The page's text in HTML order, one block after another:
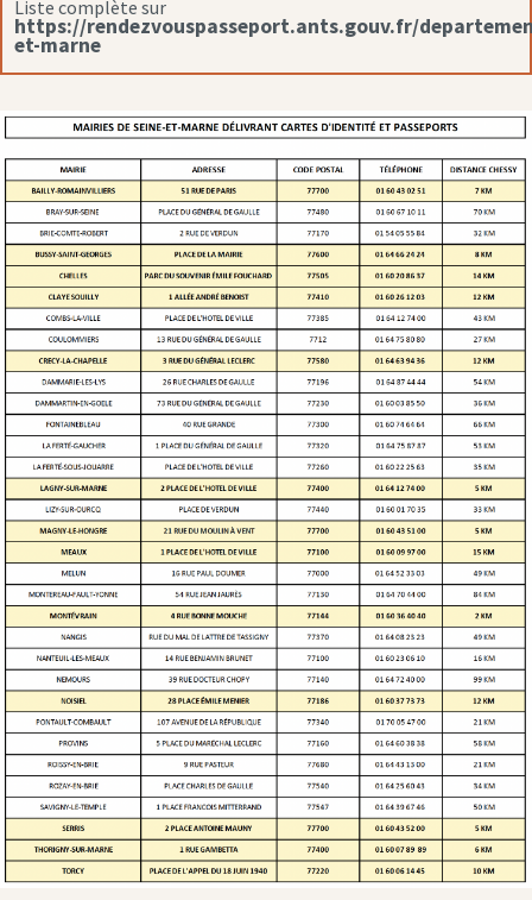
Liste complète sur
https://rendezvouspasseport.ants.gouv.fr/
et-marne